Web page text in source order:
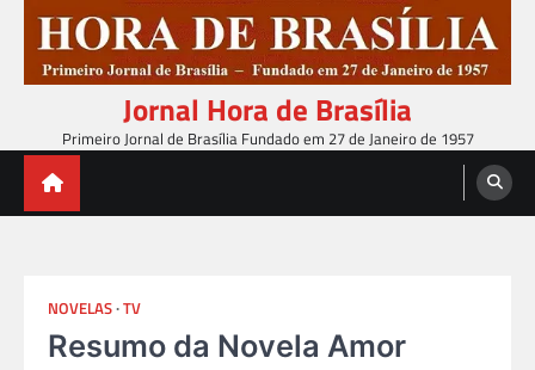
content
Jornal Hora de Brasília
Primeiro Jornal de Brasília Fundado em 27 de Janeiro de 1957
NOVELAS TV
Resumo da Novela Amor